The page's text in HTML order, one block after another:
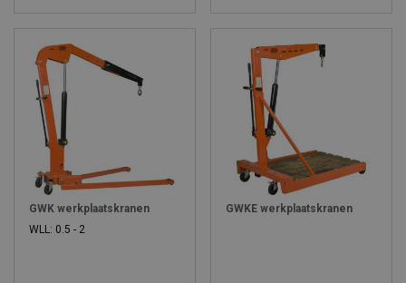
GWK werkplaatskranen
WLL: 0.5 - 2
GWKE werkplaatskranen